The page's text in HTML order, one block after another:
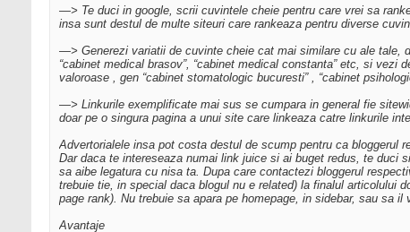
—> Te duci in google, scrii cuvintele cheie pentru care vrei sa
insa sunt destul de multe siteuri care rankeaza pentru diverse
—> Generezi variatii de cuvinte cheie cat mai similare cu ale tale,
“cabinet medical brasov”, “cabinet medical constanta” etc, si
valoroase , gen “cabinet stomatologic bucuresti” , “cabinet
—> Linkurile exemplificate mai sus se cumpara in general fie
doar pe o singura pagina a unui site care linkeaza catre linkurile
Advertorialele insa pot costa destul de scump pentru ca bloggerul
Dar daca te intereseaza numai link juice si ai buget redus, te duci
sa aibe legatura cu nisa ta. Dupa care contactezi bloggerul
trebuie tie, in special daca blogul nu e related) la finalul articolului
page rank). Nu trebuie sa apara pe homepage, in sidebar, sau sa il
Avantaje